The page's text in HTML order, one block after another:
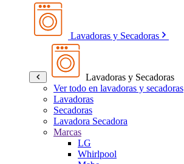
Lavadoras y Secadoras
Lavadoras y Secadoras
Ver todo en lavadoras y secadoras
Lavadoras
Secadoras
Lavadora Secadora
Marcas
LG
Whirlpool